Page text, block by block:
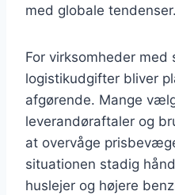
med globale
For virksomheder med
logistikudgifter bliver
afgørende. Mange
leverandøraftaler og
at overvåge
situationen stadig
huslejer og højere